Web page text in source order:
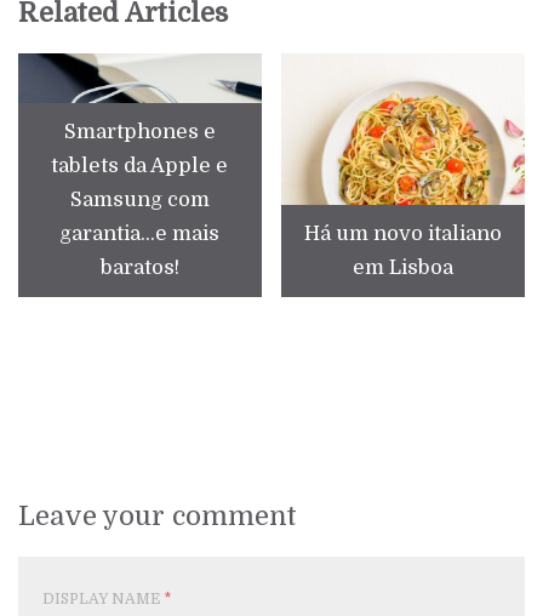
Related Articles
Smartphones e
tablets da Apple e
Samsung com
garantia...e mais
baratos!
Há um novo italiano
em Lisboa
Leave your comment
DISPLAY NAME *